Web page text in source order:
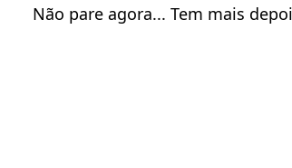
Não pare agora... Tem mais